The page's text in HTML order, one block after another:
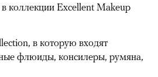
коллекции Excellent Makeup
в которую входят
флюиды, консилеры, румяна,